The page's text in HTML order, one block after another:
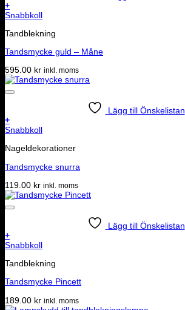
+
Snabbkoll
Tandblekning
Tandsmycke guld – Måne
595.00 kr inkl. moms
Lägg till Önskelistan
+
Snabbkoll
Nageldekorationer
Tandsmycke snurra
119.00 kr inkl. moms
Lägg till Önskelistan
+
Snabbkoll
Tandblekning
Tandsmycke Pincett
189.00 kr inkl. moms